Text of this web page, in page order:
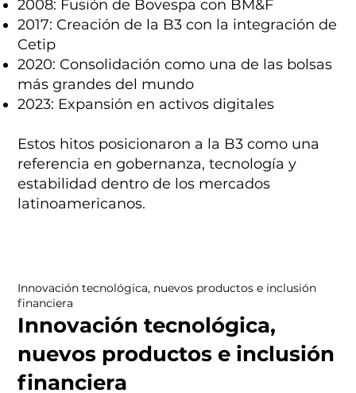
Innovación tecnológica, nuevos productos e inclusión
financiera
Innovación tecnológica,
nuevos productos e inclusión
financiera
2008: Fusión de Bovespa con BM&F
2017: Creación de la B3 con la integración de
Cetip
2020: Consolidación como una de las bolsas
más grandes del mundo
2023: Expansión en activos digitales
Estos hitos posicionaron a la B3 como una
referencia en gobernanza, tecnología y
estabilidad dentro de los mercados
latinoamericanos.